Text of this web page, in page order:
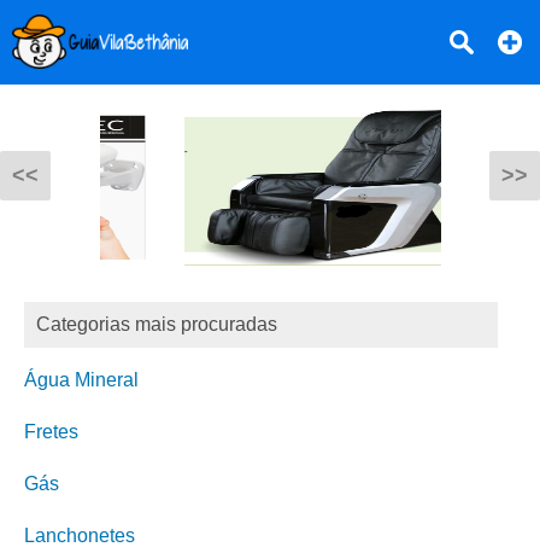
<< >>
Categorias mais procuradas
Água Mineral
Fretes
Gás
Lanchonetes